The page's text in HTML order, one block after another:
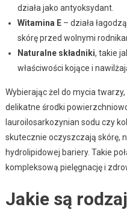
działa jako antyoksydant.
Witamina E– działa
skórę przed wolnymi
Naturalne składniki, takie
właściwości kojące i
Wybierając żel do mycia
delikatne środki
lauroilosarkozynian sodu czy
skutecznie oczyszczają skórę,
hydrolipidowej bariery. Takie
kompleksową pielęgnację i
Jakie są